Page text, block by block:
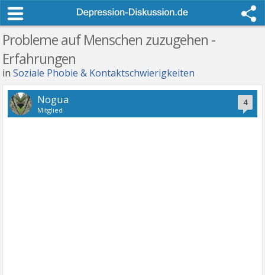
Probleme auf Menschen zuzugehen -
Erfahrungen
inSoziale Phobie & Kontaktschwierigkeiten
4
Nogua
Mitglied